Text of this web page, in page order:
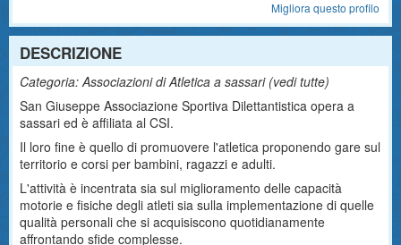
Migliora questo profilo
DESCRIZIONE
Categoria: Associazioni di Atletica a sassari (vedi tutte)
San Giuseppe Associazione Sportiva Dilettantistica opera a
sassari ed è affiliata al CSI.
Il loro fine è quello di promuovere l'atletica proponendo gare sul
territorio e corsi per bambini, ragazzi e adulti.
L'attività è incentrata sia sul miglioramento delle capacità
motorie e fisiche degli atleti sia sulla implementazione di quelle
qualità personali che si acquisiscono quotidianamente
affrontando sfide complesse.